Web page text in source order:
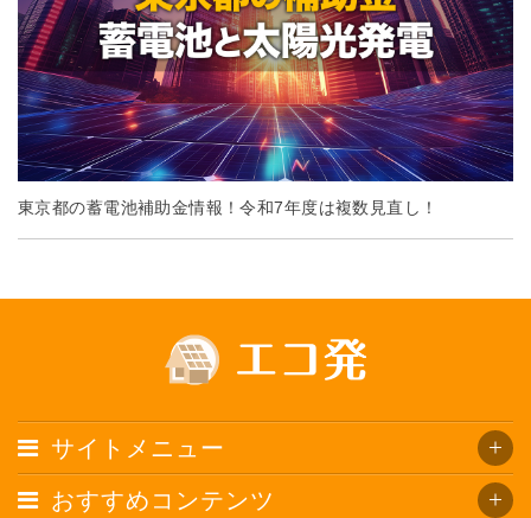
東京都の蓄電池補助金情報！令和7年度は複数見直し！
サイトメニュー
おすすめコンテンツ